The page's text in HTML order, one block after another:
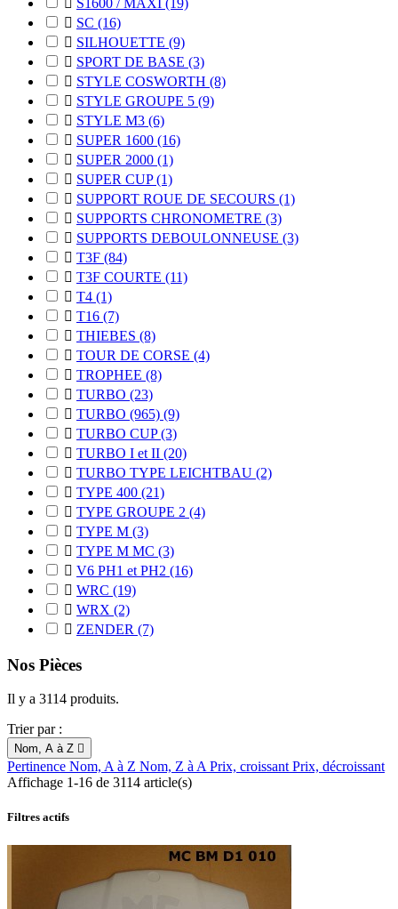
 SC (16)
 SILHOUETTE (9)
 SPORT DE BASE (3)
 STYLE COSWORTH (8)
 STYLE GROUPE 5 (9)
 STYLE M3 (6)
 SUPER 1600 (16)
 SUPER 2000 (1)
 SUPER CUP(1)
 SUPPORT ROUE DE SECOURS (1)
 SUPPORTS CHRONOMETRE (3)
 SUPPORTS DEBOULONNEUSE (3)
 T3F (84)
 T3F COURTE (11)
 T4 (1)
 T16 (7)
 THIEBES (8)
 TOUR DE CORSE (4)
 TROPHEE (8)
 TURBO (23)
 TURBO (965) (9)
 TURBO CUP(3)
 TURBO I et II (20)
 TURBO TYPE LEICHTBAU (2)
 TYPE 400 (21)
 TYPE GROUPE 2 (4)
 TYPE M (3)
 TYPE M MC (3)
 V6 PH1 et PH2 (16)
 WRC (19)
 WRX (2)
 ZENDER (7)
Nos Pièces
Il y a 3114 produits.
Trier par :
Nom, A à Z 
Pertinence Nom, A à Z Nom, Z à A Prix, croissant Prix, décroissant
Affichage 1-16 de 3114 article(s)
Filtres actifs